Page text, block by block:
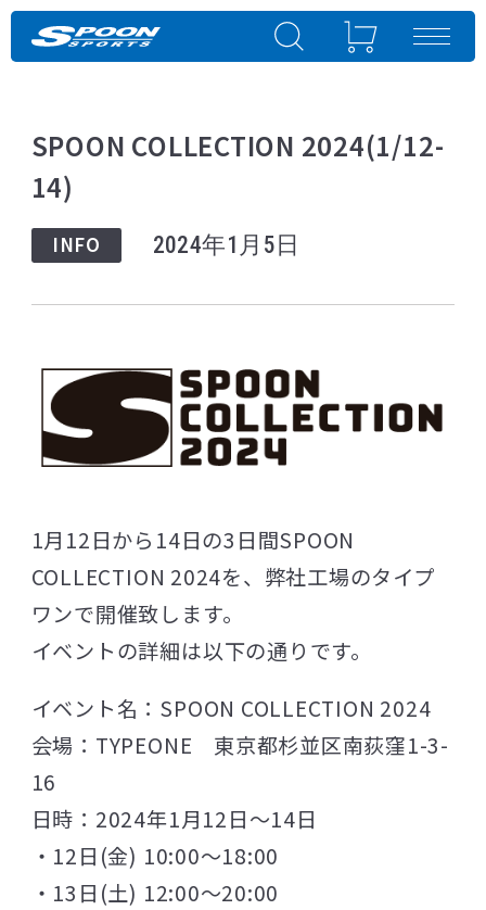
SPOON COLLECTION 2024(1/12-
14)
INFO 2024年1月5日
1月12日から14日の3日間SPOON
COLLECTION 2024を、弊社工場のタイプ
ワンで開催致します。
イベントの詳細は以下の通りです。
イベント名：SPOON COLLECTION 2024
会場：TYPEONE 東京都杉並区南荻窪1-3-
16
日時：2024年1月12日～14日
・12日(金) 10:00～18:00
・13日(土) 12:00～20:00